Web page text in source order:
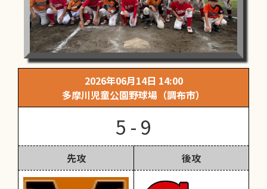
2026年06月14日 14:00
多摩川児童公園野球場（調布市）
5 - 9
先攻 後攻